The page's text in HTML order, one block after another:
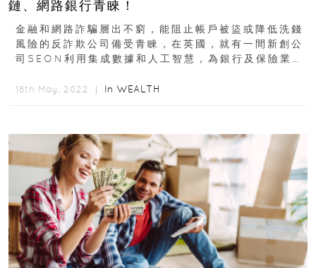
鏈、網路銀行青睞！
金融和網路詐騙層出不窮，能阻止帳戶被盜或降低洗錢
風險的反詐欺公司備受青睞，在英國，就有一間新創公
司SEON利用集成數據和人工智慧，為銀行及保險業、
18th May, 2022 ｜ In WEALTH